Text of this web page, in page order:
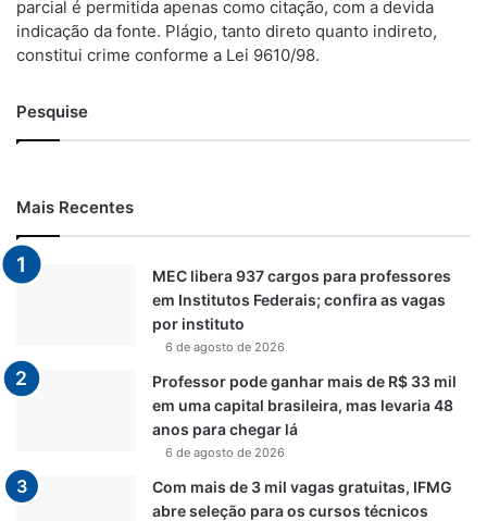
parcial é permitida apenas como citação, com a devida
indicação da fonte. Plágio, tanto direto quanto indireto,
constitui crime conforme a Lei 9610/98.
Pesquise
Mais Recentes
MEC libera 937 cargos para professores
em Institutos Federais; confira as vagas
por instituto
6 de agosto de 2026
Professor pode ganhar mais de R$ 33 mil
em uma capital brasileira, mas levaria 48
anos para chegar lá
6 de agosto de 2026
Com mais de 3 mil vagas gratuitas, IFMG
abre seleção para os cursos técnicos